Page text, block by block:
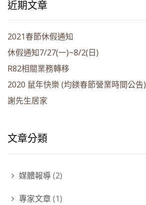
近期文章
2021春節休假通知
休假通知7/27(一)~8/2(日)
R82相關業務轉移
2020 鼠年快樂 (均鎂春節營業時間公告)
謝先生居家
文章分類
媒體報導(2)
專家文章(1)